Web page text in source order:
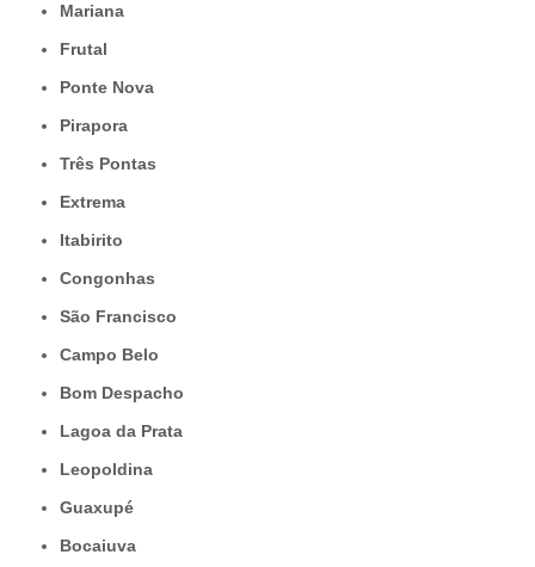
Mariana
Frutal
Ponte Nova
Pirapora
Três Pontas
Extrema
Itabirito
Congonhas
São Francisco
Campo Belo
Bom Despacho
Lagoa da Prata
Leopoldina
Guaxupé
Bocaiuva